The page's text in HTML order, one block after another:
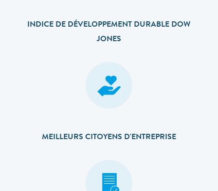
INDICE DE DÉVELOPPEMENT DURABLE DOW
JONES
MEILLEURS CITOYENS D'ENTREPRISE